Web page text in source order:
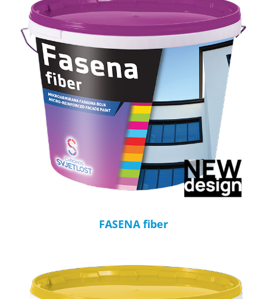
FASENA fiber